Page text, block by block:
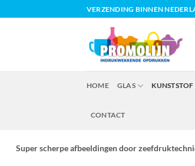
naar
VERZENDING BINNEN
HOME GLAS
CONTACT
Super scherpe afbeeldingen door